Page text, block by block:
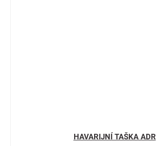
HAVARIJNÍ TAŠKA ADR